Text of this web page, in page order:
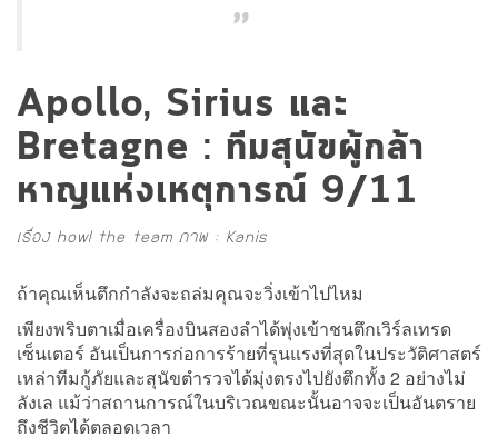
Apollo, Sirius และ
Bretagne : ทีมสุนัขผู้กล้า
หาญแห่งเหตุการณ์ 9/11
เรื่อง howl the team ภาพ : Kanis
ถ้าคุณเห็นตึกกำลังจะถล่มคุณจะวิ่งเข้าไปไหม
เพียงพริบตาเมื่อเครื่องบินสองลำได้พุ่งเข้าชนตึกเวิร์ลเทรด
เซ็นเตอร์ อันเป็นการก่อการร้ายที่รุนแรงที่สุดในประวัติศาสตร์
เหล่าทีมกู้ภัยและสุนัขตำรวจได้มุ่งตรงไปยังตึกทั้ง 2 อย่างไม่
ลังเล แม้ว่าสถานการณ์ในบริเวณขณะนั้นอาจจะเป็นอันตราย
ถึงชีวิตได้ตลอดเวลา